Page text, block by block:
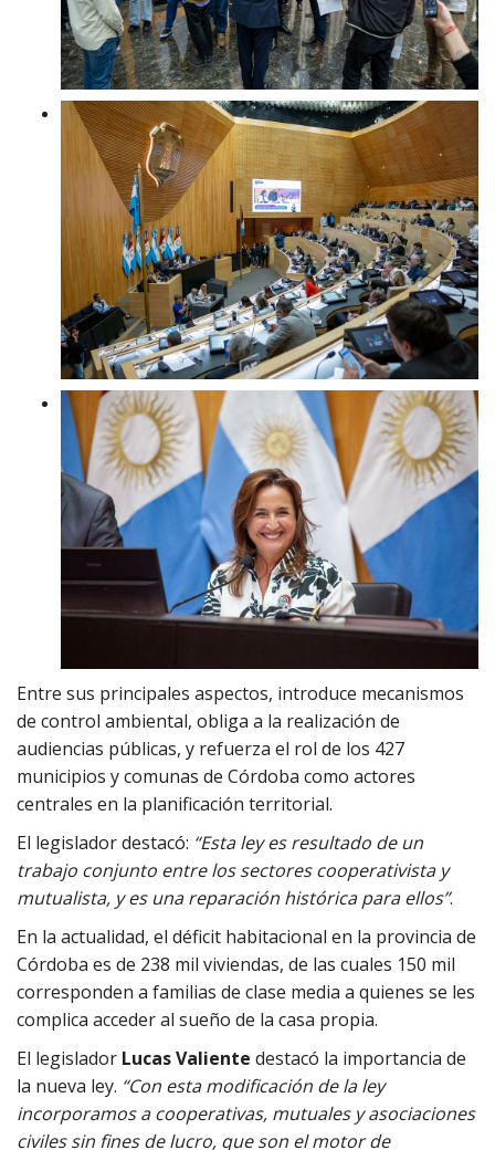
Entre sus principales aspectos, introduce mecanismos
de control ambiental, obliga a la realización de
audiencias públicas, y refuerza el rol de los 427
municipios y comunas de Córdoba como actores
centrales en la planificación territorial.
El legislador destacó: “Esta ley es resultado de un
trabajo conjunto entre los sectores cooperativista y
mutualista, y es una reparación histórica para ellos”.
En la actualidad, el déficit habitacional en la provincia de
Córdoba es de 238 mil viviendas, de las cuales 150 mil
corresponden a familias de clase media a quienes se les
complica acceder al sueño de la casa propia.
El legislador Lucas Valiente destacó la importancia de
la nueva ley. “Con esta modificación de la ley
incorporamos a cooperativas, mutuales y asociaciones
civiles sin fines de lucro, que son el motor de